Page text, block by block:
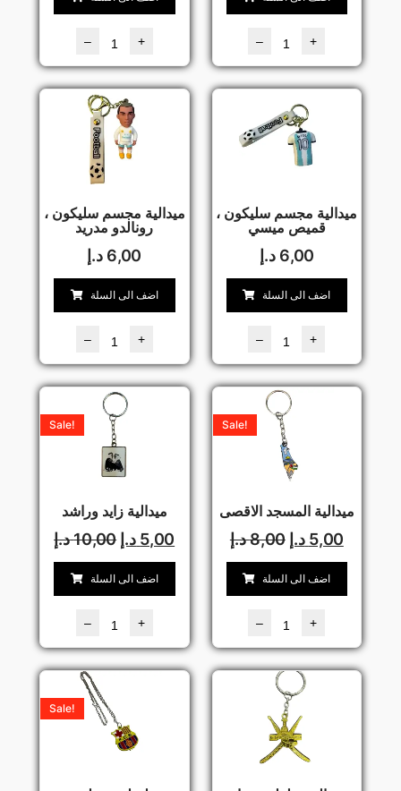
– + – +
ميدالية مجسم سليكون ،
رونالدو مدريد
6,00 د.إ
اضف الى السلة
– +
ميدالية مجسم سليكون ،
قميص ميسي
6,00 د.إ
اضف الى السلة
– +
ميدالية زايد وراشد
Sale!
10,00د.إ 5,00 د.إ
اضف الى السلة
– +
ميدالية المسجد الاقصى
Sale!
8,00د.إ 5,00 د.إ
اضف الى السلة
– +
Sale!